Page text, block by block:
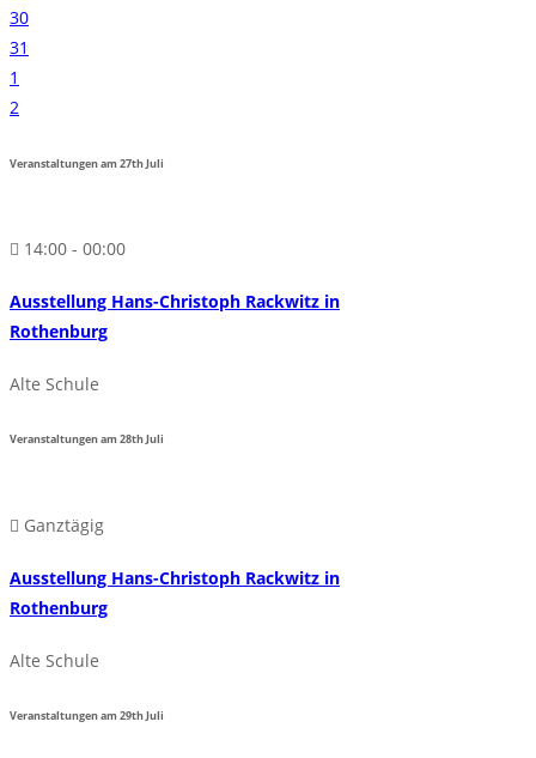
30
31
1
2
Veranstaltungen am27thJuli
14:00 - 00:00
Ausstellung Hans-Christoph Rackwitz in
Rothenburg
Alte Schule
Veranstaltungen am28thJuli
Ganztägig
Ausstellung Hans-Christoph Rackwitz in
Rothenburg
Alte Schule
Veranstaltungen am29thJuli